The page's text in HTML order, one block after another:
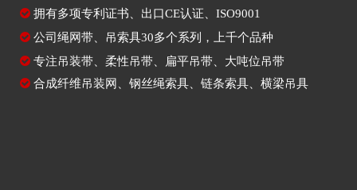
 拥有多项专利证书、出口CE认证、ISO9001
 公司绳网带、吊索具30多个系列，上千个品种
 专注吊装带 柔性吊带 扁平吊带 、大吨位吊带
 合成纤维吊装网 钢丝绳索具 链条索具 横梁吊具